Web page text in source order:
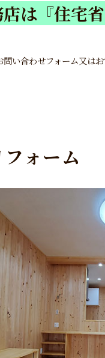
は『住宅
い合わせフォーム又は
ォーム